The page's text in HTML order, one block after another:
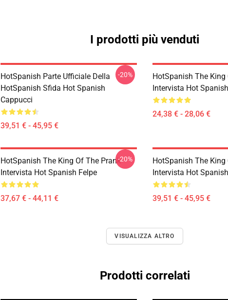
I prodotti più venduti
HotSpanish Parte Ufficiale Della
HotSpanish Sfida Hot Spanish
Cappucci
39,51 € - 45,95 €
-20%
HotSpanish The King
Intervista Hot
24,38 € - 28,06 €
HotSpanish The King Of The Prank
Intervista Hot Spanish Felpe
37,67 € - 44,11 €
-20%
HotSpanish The King
Intervista Hot
39,51 € - 45,95 €
VISUALIZZA ALTRO
Prodotti correlati